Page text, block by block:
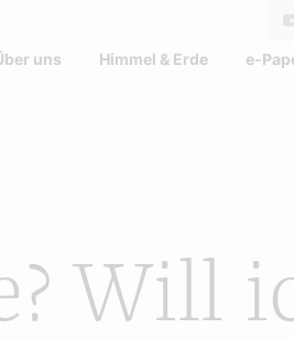
uns Himmel & Erde e-
Will